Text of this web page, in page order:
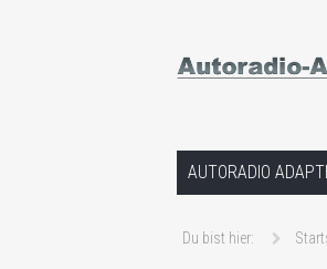
Hilfe bei
Springe zum
AUTORADIO
Du bist hier: